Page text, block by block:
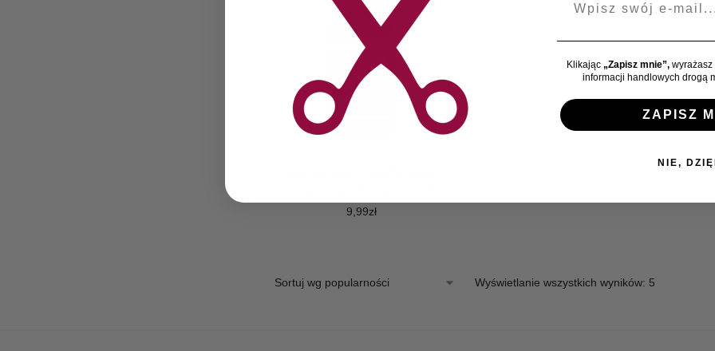
9,99zł
Wyświetlanie wszystkich wyników: 5
Klikając „Zapisz mnie”,wyrażasz
informacji handlowych drogą
ZAPISZ
NIE,